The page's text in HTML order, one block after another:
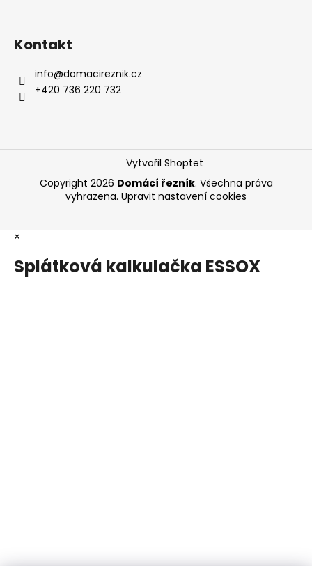
Kontakt
info@domacireznik.cz
+420 736 220 732
Vytvořil Shoptet
Copyright 2026 Domácí řezník. Všechna práva
vyhrazena. Upravit nastavení cookies
×
Splátková kalkulačka ESSOX